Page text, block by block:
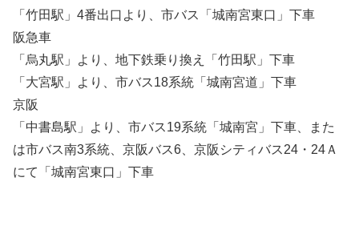
「竹田駅」4番出口より、市バス「城南宮東口」下車
阪急車
「烏丸駅」より、地下鉄乗り換え「竹田駅」下車
「大宮駅」より、市バス18系統「城南宮道」下車
京阪
「中書島駅」より、市バス19系統「城南宮」下車、また
は市バス南3系統、京阪バス6、京阪シティバス24・24Ａ
にて「城南宮東口」下車